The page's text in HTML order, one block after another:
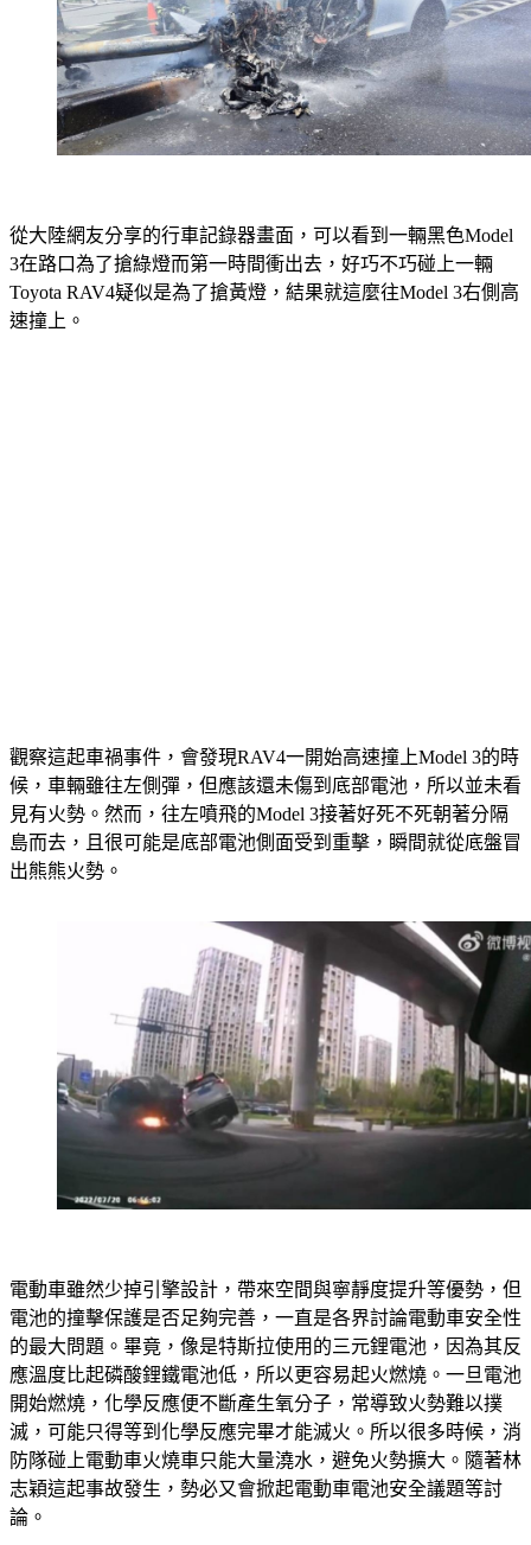
從大陸網友分享的行車記錄器畫面，可以看到一輛黑色Model
3在路口為了搶綠燈而第一時間衝出去，好巧不巧碰上一輛
Toyota RAV4疑似是為了搶黃燈，結果就這麼往Model 3右側高
觀察這起車禍事件，會發現RAV4一開始高速撞上Model 3的時
候，車輛雖往左側彈，但應該還未傷到底部電池，所以並未看
見有火勢。然而，往左噴飛的Model 3接著好死不死朝著分隔
島而去，且很可能是底部電池側面受到重擊，瞬間就從底盤冒
電動車雖然少掉引擎設計，帶來空間與寧靜度提升等優勢，但
電池的撞擊保護是否足夠完善，一直是各界討論電動車安全性
的最大問題。畢竟，像是特斯拉使用的三元鋰電池，因為其反
應溫度比起磷酸鋰鐵電池低，所以更容易起火燃燒。一旦電池
開始燃燒，化學反應便不斷產生氧分子，常導致火勢難以撲
滅，可能只得等到化學反應完畢才能滅火。所以很多時候，消
防隊碰上電動車火燒車只能大量澆水，避免火勢擴大。隨著林
志穎這起事故發生，勢必又會掀起電動車電池安全議題等討